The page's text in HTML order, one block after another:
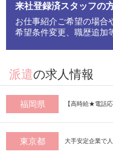
来社登録済スタッフの
お仕事紹介ご希望の場合
希望条件変更、職歴追加
派遣の求人情報
福岡県 【高時給★電話
東京都 大手安定企業で